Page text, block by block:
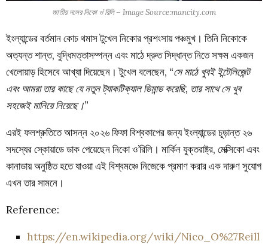
জাতীয় দলের নিকো ও’রিলি – Image Source:mancity.com
ইংল্যান্ডের বর্তমান কোচ থমাস টুখেল নিকোর প্রশংসায় পঞ্চমুখ। তিনি নিকোকে
অত্যন্ত শান্ত, বুদ্ধিমত্তাসম্পন্ন এবং মাঠে দ্রুত সিদ্ধান্ত নিতে সক্ষম একজন
খেলোয়াড় হিসেবে আখ্যা দিয়েছেন। টুখেল বলেছেন, “সে মাঠে খুবই ইন্টেলিজেন্ট
এবং আমরা তার কাছে যে নতুন ট্যাকটিক্যাল ডিমান্ড করেছি, তার সাথে সে খুব
সহজেই মানিয়ে নিয়েছে।”
এরই ফলশ্রুতিতে আসন্ন ২০২৬ ফিফা বিশ্বকাপের জন্য ইংল্যান্ডের চূড়ান্ত ২৬
সদস্যের স্কোয়াডে ডাক পেয়েছেন নিকো ও’রিলি। মার্কিন যুক্তরাষ্ট্র, মেক্সিকো এবং
কানাডায় অনুষ্ঠিত হতে যাওয়া এই বিশ্বমঞ্চে নিজেকে প্রমাণ করার এক দারুণ সুযোগ
এখন তার সামনে।
Reference:
https://en.wikipedia.org/wiki/Nico_O%27Reill